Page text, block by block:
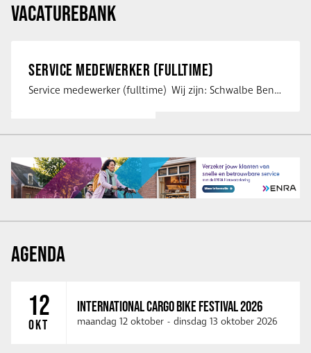
VACATUREBANK
SERVICE MEDEWERKER (FULLTIME)
Service medewerker (fulltime) Wij zijn: Schwalbe Benelux; merkeigenaar, …
AGENDA
12
OKT
INTERNATIONAL CARGO BIKE FESTIVAL 2026
maandag 12 oktober - dinsdag 13 oktober 2026